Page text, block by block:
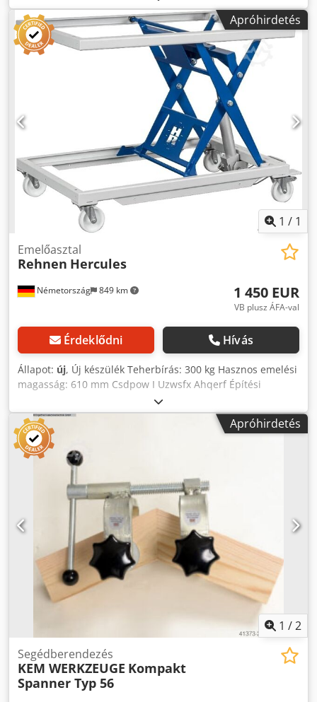
a lábpedállal történő magasságállításnak köszönhetően
Tökéletesen beállítható a 4 állítható lábbal, egyszerűen egy
imbuszkulccsal Folyamatos magasságállítás és 3 fix
munkamagasság Optimális kezelhetőség a 4 forgatható
keréknek köszönhetően rögzítőfékkel Minőség a régióból
Meggyőződésből 5 év garancia Terhelhetősége 300 kg
Magasság 400 - 1010 mm Munkalap hossza 1485 mm
Munkalap 1700 x 790 mm Hasznos lökethossz 610 mm
Súlya 140 kg Elülső fogó 520 x 70/190 mm (Méret/fesztáv)
Oldalsó fogó 460x140/145 mm (Méret/fesztáv) Elérhetőség:
rövid távú Cedpfx Aevymfhjhqjrf Tárolási hely: Flörsheim
Apróhirdetés
1 / 1
Németország 849 km
Emelőasztal
Rehnen Hercules
1 450 EUR
VB plusz ÁFA-val
Érdeklődni Hívás
Állapot: új, Új készülék Teherbírás: 300 kg Hasznos emelési
magasság: 610 mm Csdpow I Uzwsfx Ahqerf Építési
magasság: 400 mm Váz: 1200 x 740 mm Teljes magasság:
1.010 mm Súly: 70 kg 4 stabil poliamid görgő, ebből 2
rögzítőfékkel Az emelőasztal a megfelelő lappal igény
szerint felszerelhető. A munkalap rögzítéséhez szükséges
furatok a keretben már megtalálhatóak. Elérhetőség: rövid
határidővel Raktárhely: Flörsheim Az ár tartalmazza a
Németországon belüli szállítást.
Apróhirdetés
1 /2
Segédberendezés
KEM WERKZEUGE Kompakt
Spanner Typ 56